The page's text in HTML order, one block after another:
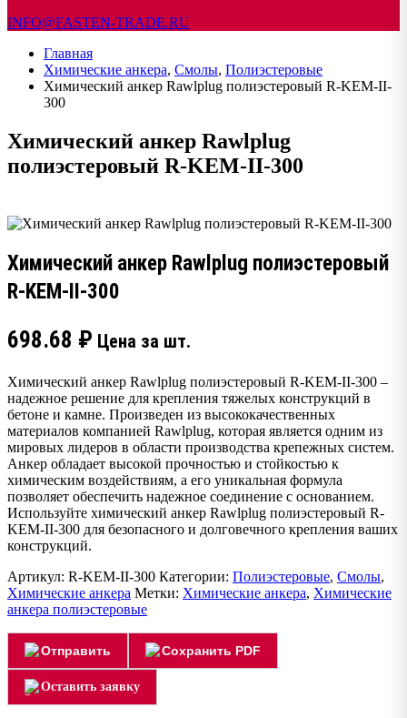
INFO@FASTEN-TRADE.RU
Главная
Химические анкера, Смолы, Полиэстеровые
Химический анкер Rawlplug полиэстеровый R-KEM-II-
300
Химический анкер Rawlplug
полиэстеровый R-KEM-II-300
Химический анкер Rawlplug полиэстеровый
R-KEM-II-300
698.68 ₽ Цена за шт.
Химический анкер Rawlplug полиэстеровый R-KEM-II-300 –
надежное решение для крепления тяжелых конструкций в
бетоне и камне. Произведен из высококачественных
материалов компанией Rawlplug, которая является одним из
мировых лидеров в области производства крепежных систем.
Анкер обладает высокой прочностью и стойкостью к
химическим воздействиям, а его уникальная формула
позволяет обеспечить надежное соединение с основанием.
Используйте химический анкер Rawlplug полиэстеровый R-
KEM-II-300 для безопасного и долговечного крепления ваших
конструкций.
Артикул: R-KEM-II-300 Категории: Полиэстеровые, Смолы,
Химические анкера Метки: Химические анкера, Химические
анкера полиэстеровые
Отправить Сохранить PDF
Оставить заявку